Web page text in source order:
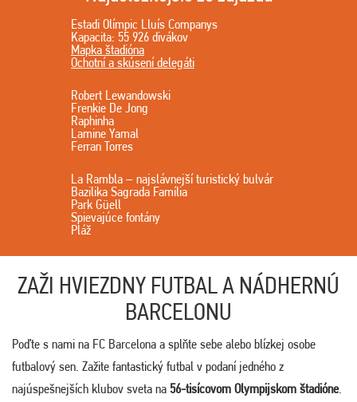
Estadi Olímpic Lluís Companys
Kapacita: 55 926 divákov
Mapka štadióna
Ochotní a skúsení delegáti
Robert Lewandowski
Frenkie De Jong
Raphinha
Lamine Yamal
Ferran Torres
La Rambla – najslávnejší turistický bulvár
Bazilika Sagrada Família
Park Güell
Spievajúce fontány
Pláž
ZAŽI HVIEZDNY FUTBAL A NÁDHERNÚ
BARCELONU
Poďte s nami na FC Barcelona a splňte sebe alebo blízkej osobe
futbalový sen. Zažite fantastický futbal v podaní jedného z
najúspešnejších klubov sveta na 56-tisícovom Olympijskom štadióne.